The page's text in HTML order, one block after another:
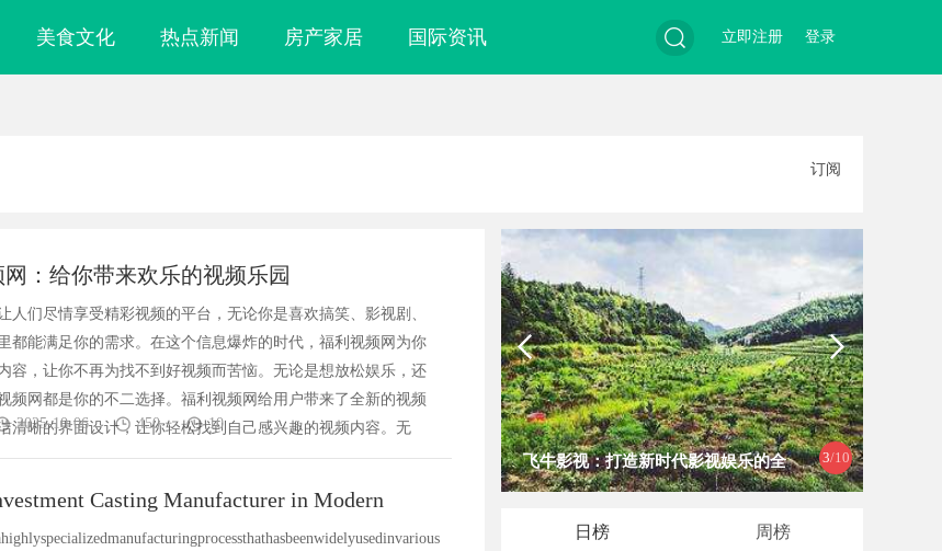
美食文化 热点新闻 房产家居 国际资讯 登录
立即注册
订阅
：给你带来欢乐的视频乐园
人们尽情享受精彩视频的平台，无论你是喜欢搞笑、影视剧、
都能满足你的需求。在这个信息爆炸的时代，福利视频网为你
容，让你不再为找不到好视频而苦恼。无论是想放松娱乐，还
频网都是你的不二选择。福利视频网给用户带来了全新的视频
清晰的界面设计，让你轻松找到自己感兴趣的视频内容。无
2025-10-06 450 10
Casting Manufacturer in Modern
4/10
网：开启无限观影体验的新时 飞牛影视：打造新时代影视娱乐的全
新体验平台
麻花影视：打造中国喜剧影视新高
日榜 周榜